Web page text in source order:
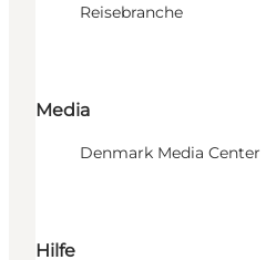
Reisebranche
Media
Denmark Media Center
Hilfe